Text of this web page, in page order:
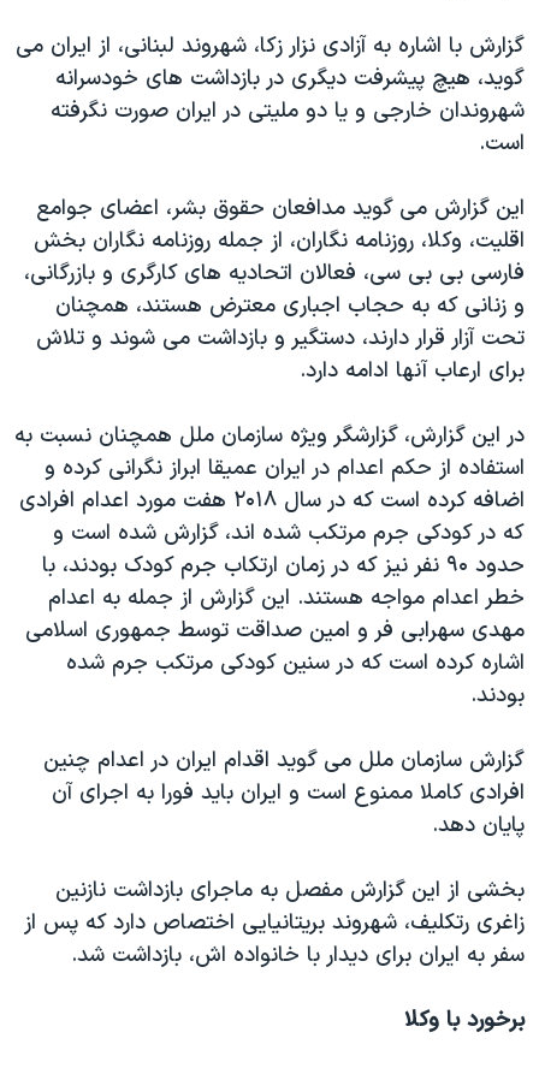
گزارش با اشاره به آزادی نزار زکا، شهروند لبنانی، از ایران می
گوید، هیچ پیشرفت دیگری در بازداشت های خودسرانه
شهروندان خارجی و یا دو ملیتی در ایران صورت نگرفته
است.
این گزارش می گوید مدافعان حقوق بشر، اعضای جوامع
اقلیت، وکلا، روزنامه نگاران، از جمله روزنامه نگاران بخش
فارسی بی بی سی، فعالان اتحادیه های کارگری و بازرگانی،
و زنانی که به حجاب اجباری معترض هستند، همچنان
تحت آزار قرار دارند، دستگیر و بازداشت می شوند و تلاش
برای ارعاب آنها ادامه دارد.
در این گزارش، گزارشگر ویژه سازمان ملل همچنان نسبت به
استفاده از حکم اعدام در ایران عمیقا ابراز نگرانی کرده و
اضافه کرده است که در سال ۲۰۱۸ هفت مورد اعدام افرادی
که در کودکی جرم مرتکب شده اند، گزارش شده است و
حدود ۹۰ نفر نیز که در زمان ارتکاب جرم کودک بودند، با
خطر اعدام مواجه هستند. این گزارش از جمله به اعدام
مهدی سهرابی فر و امین صداقت توسط جمهوری اسلامی
اشاره کرده است که در سنین کودکی مرتکب جرم شده
بودند.
گزارش سازمان ملل می گوید اقدام ایران در اعدام چنین
افرادی کاملا ممنوع است و ایران باید فورا به اجرای آن
پایان دهد.
بخشی از این گزارش مفصل به ماجرای بازداشت نازنین
زاغری رتکلیف، شهروند بریتانیایی اختصاص دارد که پس از
سفر به ایران برای دیدار با خانواده اش، بازداشت شد.
برخورد با وکلا